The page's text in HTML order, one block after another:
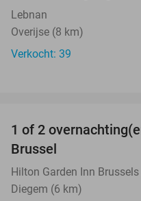
Lebnan
Overijse (8 km)
Verkocht: 39
1 of 2
Brussel
Hilton Garden Inn
Diegem (6 km)